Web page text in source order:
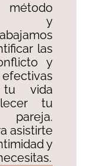
y
las
y
tu vida
tu
asistirte
y